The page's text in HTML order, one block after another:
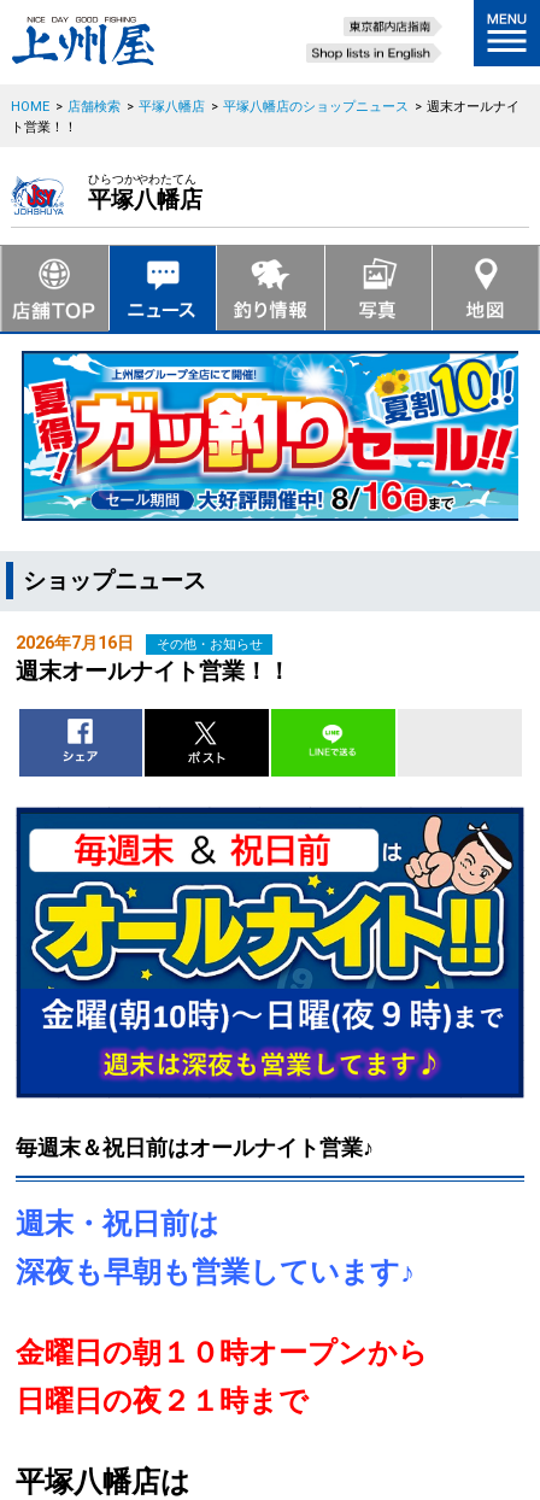
HOME > 店舗検索 > 平塚八幡店 > 平塚八幡店のショップニュース > 週末オールナイ
ト営業！！
ひらつかやわたてん
平塚八幡店
ショップニュース
2026年7月16日 その他・お知らせ
週末オールナイト営業！！
毎週末＆祝日前はオールナイト営業♪
週末・祝日前は
深夜も早朝も営業しています♪
金曜日の朝１０時オープンから
日曜日の夜２１時まで
平塚八幡店は